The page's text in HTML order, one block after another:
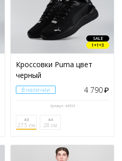
SALE
1+1=3
Кроссовки Puma цвет
черный
В наличии 4 790₽
Артикул: 44593
43
27.5 см.
44
28 см.